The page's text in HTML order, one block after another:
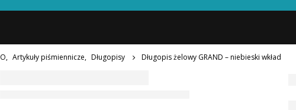
, Artykuły piśmiennicze, Długopisy Długopis żelowy GRAND – niebieski wkład